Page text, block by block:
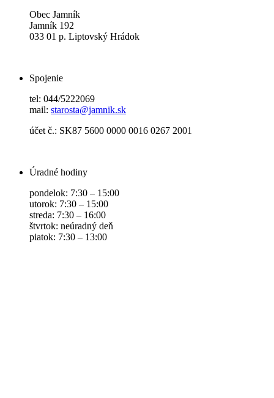
Obec Jamník
Jamník 192
033 01 p. Liptovský Hrádok
Spojenie
tel: 044/5222069
mail: starosta@jamnik.sk
účet č.: SK87 5600 0000 0016 0267 2001
Úradné hodiny
pondelok: 7:30 – 15:00
utorok: 7:30 – 15:00
streda: 7:30 – 16:00
štvrtok: neúradný deň
piatok: 7:30 – 13:00